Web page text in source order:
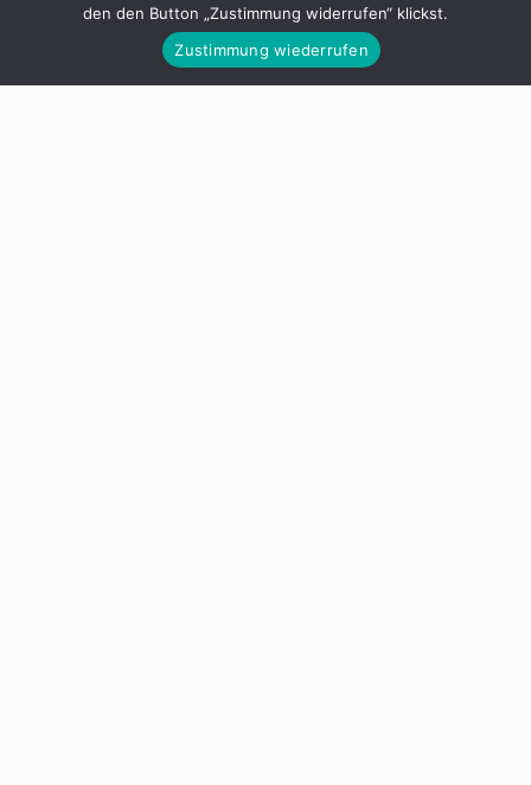
gestürzt. Im Gespräch erzählt er von der alten Panik vor
neuen Technologien, dem Malen nach Algorithmen und
dem Countdown seines Lebens. Herr Kelly, haben Sie
den den Button „Zustimmung widerrufen“ klickst.
Zustimmung wiederrufen